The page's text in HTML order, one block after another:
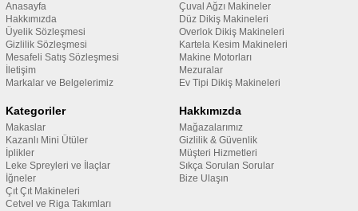
Anasayfa
Hakkımızda
Üyelik Sözleşmesi
Gizlilik Sözleşmesi
Mesafeli Satış Sözleşmesi
İletişim
Markalar ve Belgelerimiz
Çuval Ağzı Makineler
Düz Dikiş Makineleri
Overlok Dikiş Makineleri
Kartela Kesim Makineleri
Makine Motorları
Mezuralar
Ev Tipi Dikiş Makineleri
Kategoriler
Makaslar
Kazanlı Mini Ütüler
İplikler
Leke Spreyleri ve İlaçlar
İğneler
Çıt Çıt Makineleri
Cetvel ve Riga Takımları
Hakkımızda
Mağazalarımız
Gizlilik & Güvenlik
Müşteri Hizmetleri
Sıkça Sorulan Sorular
Bize Ulaşın